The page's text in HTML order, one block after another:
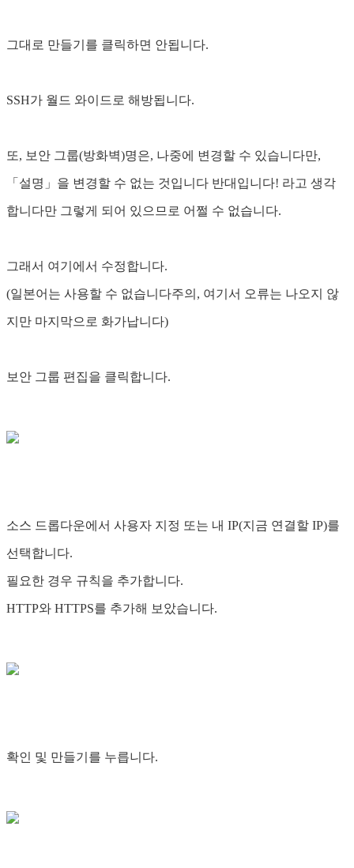
그대로 만들기를 클릭하면 안됩니다.
SSH가 월드 와이드로 해방됩니다.
또, 보안 그룹(방화벽)명은, 나중에 변경할 수 있습니다만,
「설명」을 변경할 수 없는 것입니다 반대입니다! 라고 생각
합니다만 그렇게 되어 있으므로 어쩔 수 없습니다.
그래서 여기에서 수정합니다.
(일본어는 사용할 수 없습니다주의, 여기서 오류는 나오지 않
지만 마지막으로 화가납니다)
보안 그룹 편집을 클릭합니다.
소스 드롭다운에서 사용자 지정 또는 내 IP(지금 연결할 IP)를
선택합니다.
필요한 경우 규칙을 추가합니다.
HTTP와 HTTPS를 추가해 보았습니다.
확인 및 만들기를 누릅니다.